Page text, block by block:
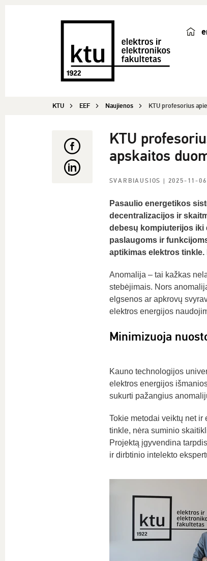
KTU EEF Naujienos KTU profesorius
KTU
apskaitos
SVARBIAUSIOS | 2025-11-06
Pasaulio energetikos
decentralizacijos ir
debesų kompiuterijos iki
paslaugoms ir
aptikimas elektros
Anomalija – tai kažkas
stebėjimais. Nors
elgsenos ar apkrovų
elektros energijos
Minimizuoja
Kauno technologijos
elektros energijos
sukurti pažangius
Tokie metodai veiktų net
tinkle, nėra suminio
Projektą įgyvendina
ir dirbtinio intelekto